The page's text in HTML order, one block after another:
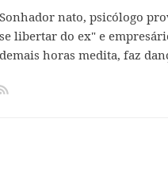
Sonhador nato, psicólogo
se libertar do ex" e
demais horas medita, faz